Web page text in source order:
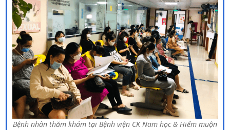
Bệnh nhân thăm khám tại Bệnh viện CK Nam học & Hiếm muộn